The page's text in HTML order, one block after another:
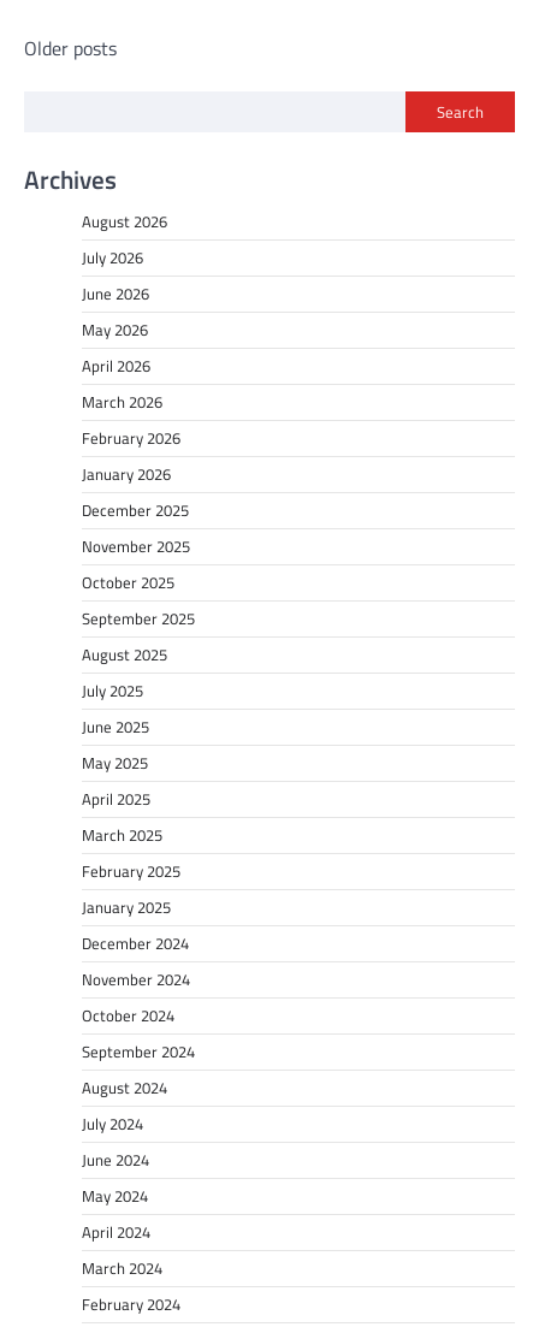
Posts
Older posts
Search
Archives
August 2026
July 2026
June 2026
May 2026
April 2026
March 2026
February 2026
January 2026
December 2025
November 2025
October 2025
September 2025
August 2025
July 2025
June 2025
May 2025
April 2025
March 2025
February 2025
January 2025
December 2024
November 2024
October 2024
September 2024
August 2024
July 2024
June 2024
May 2024
April 2024
March 2024
February 2024